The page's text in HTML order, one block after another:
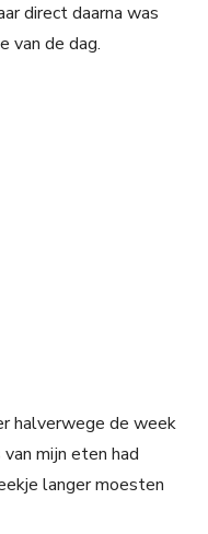
direct daarna was
van de dag.
halverwege de week
mijn eten had
langer moesten